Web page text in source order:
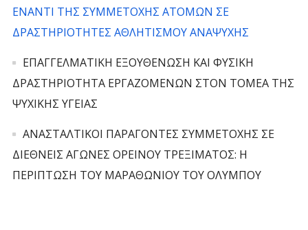
ΕΝΑΝΤΙ ΤΗΣ ΣΥΜΜΕΤΟΧΗΣ ΑΤΟΜΩΝ ΣΕ
ΔΡΑΣΤΗΡΙΟΤΗΤΕΣ ΑΘΛΗΤΙΣΜΟΥ ΑΝΑΨΥΧΗΣ
ΕΠΑΓΓΕΛΜΑΤΙΚΗ ΕΞΟΥΘΕΝΩΣΗ ΚΑΙ ΦΥΣΙΚΗ
ΔΡΑΣΤΗΡΙΟΤΗΤΑ ΕΡΓΑΖΟΜΕΝΩΝ ΣΤΟΝ ΤΟΜΕΑ ΤΗΣ
ΨΥΧΙΚΗΣ ΥΓΕΙΑΣ
ΑΝΑΣΤΑΛΤΙΚΟΙ ΠΑΡΑΓΟΝΤΕΣ ΣΥΜΜΕΤΟΧΗΣ ΣΕ
ΔΙΕΘΝΕΙΣ ΑΓΩΝΕΣ ΟΡΕΙΝΟΥ ΤΡΕΞΙΜΑΤΟΣ: Η
ΠΕΡΙΠΤΩΣΗ ΤΟΥ ΜΑΡΑΘΩΝΙΟΥ ΤΟΥ ΟΛΥΜΠΟΥ